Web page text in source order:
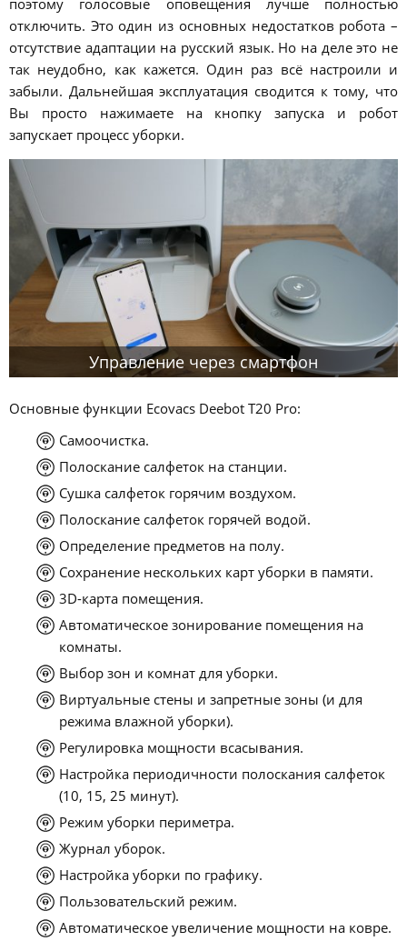
отключить. Это один из основных недостатков робота –
отсутствие адаптации на русский язык. Но на деле это не
так неудобно, как кажется. Один раз всё настроили и
забыли. Дальнейшая эксплуатация сводится к тому, что
Вы просто нажимаете на кнопку запуска и робот
запускает процесс уборки.
Управление через смартфон
Основные функции Ecovacs Deebot T20 Pro:
Самоочистка.
Полоскание салфеток на станции.
Сушка салфеток горячим воздухом.
Полоскание салфеток горячей водой.
Определение предметов на полу.
Сохранение нескольких карт уборки в памяти.
3D-карта помещения.
Автоматическое зонирование помещения на
комнаты.
Выбор зон и комнат для уборки.
Виртуальные стены и запретные зоны (и для
режима влажной уборки).
Регулировка мощности всасывания.
Настройка периодичности полоскания салфеток
(10, 15, 25 минут).
Режим уборки периметра.
Журнал уборок.
Настройка уборки по графику.
Пользовательский режим.
Автоматическое увеличение мощности на ковре.